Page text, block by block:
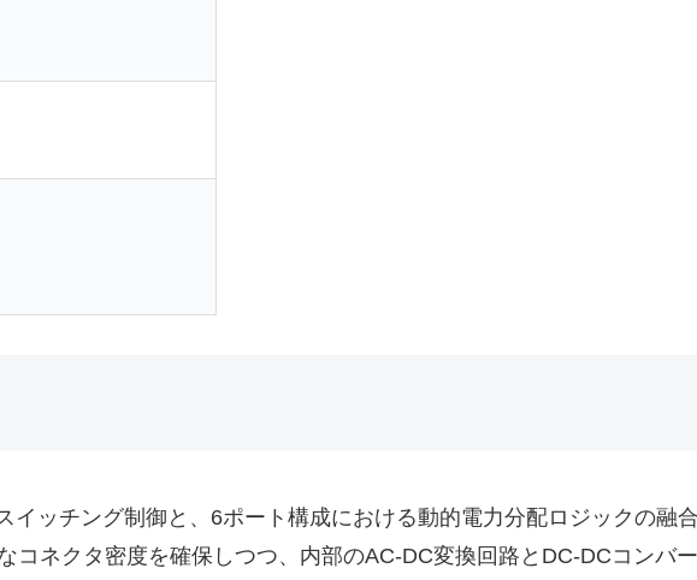
ッチング制御と、6ポート構成における動的電力分配ロジックの融
コネクタ密度を確保しつつ、内部のAC-DC変換回路とDC-DCコンバ